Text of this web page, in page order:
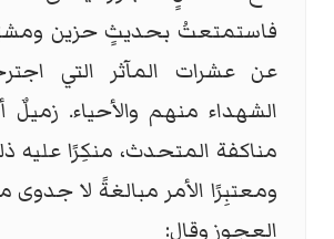
فاستمتعتُ بحديثٍ حزين
عن عشرات المآثر التي
الشهداء منهم والأحياء.
مناكفة المتحدث، منكِرًا عليه
ومعتبِرًا الأمر مبالغةً لا جدوى
العجوز وقال: